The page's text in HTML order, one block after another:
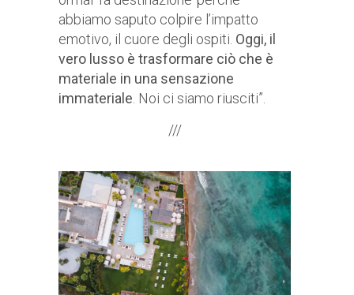
abbiamo saputo colpire l’impatto
emotivo, il cuore degli ospiti. Oggi, il
vero lusso è trasformare ciò che è
materiale in una sensazione
immateriale. Noi ci siamo riusciti”.
///